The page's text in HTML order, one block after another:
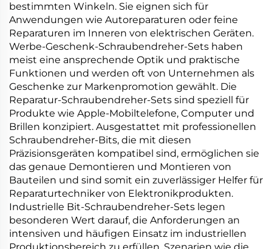
bestimmten Winkeln. Sie eignen sich für
Anwendungen wie Autoreparaturen oder feine
Reparaturen im Inneren von elektrischen Geräten.
Werbe-Geschenk-Schraubendreher-Sets haben
meist eine ansprechende Optik und praktische
Funktionen und werden oft von Unternehmen als
Geschenke zur Markenpromotion gewählt. Die
Reparatur-Schraubendreher-Sets sind speziell für
Produkte wie Apple-Mobiltelefone, Computer und
Brillen konzipiert. Ausgestattet mit professionellen
Schraubendreher-Bits, die mit diesen
Präzisionsgeräten kompatibel sind, ermöglichen sie
das genaue Demontieren und Montieren von
Bauteilen und sind somit ein zuverlässiger Helfer für
Reparaturtechniker von Elektronikprodukten.
Industrielle Bit-Schraubendreher-Sets legen
besonderen Wert darauf, die Anforderungen an
intensiven und häufigen Einsatz im industriellen
Produktionsbereich zu erfüllen. Szenarien wie die